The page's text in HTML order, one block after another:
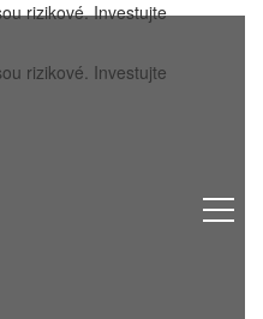
rizikové. Investujte
rizikové. Investujte
Menu